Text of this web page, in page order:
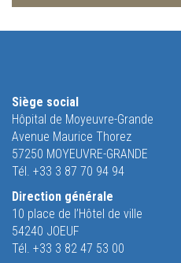
Siège social
Hôpital de Moyeuvre-Grande
Avenue Maurice Thorez
57250 MOYEUVRE-GRANDE
Tél. +33 3 87 70 94 94
Direction générale
10 place de l’Hôtel de ville
54240 JOEUF
Tél. +33 3 82 47 53 00